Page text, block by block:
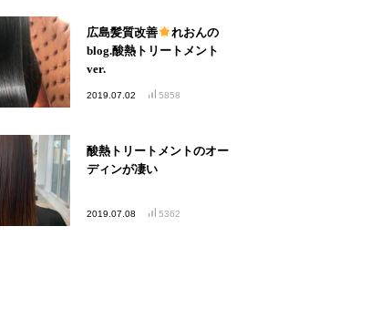
広島髪質改善
れおんの
blog.酸熱トリートメント
ver.
2019.07.02 5858
酸熱トリートメントのオー
ディンが凄い
2019.07.08 5362